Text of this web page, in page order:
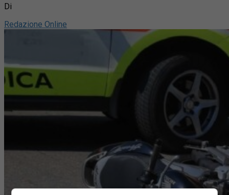
Di
Redazione Online